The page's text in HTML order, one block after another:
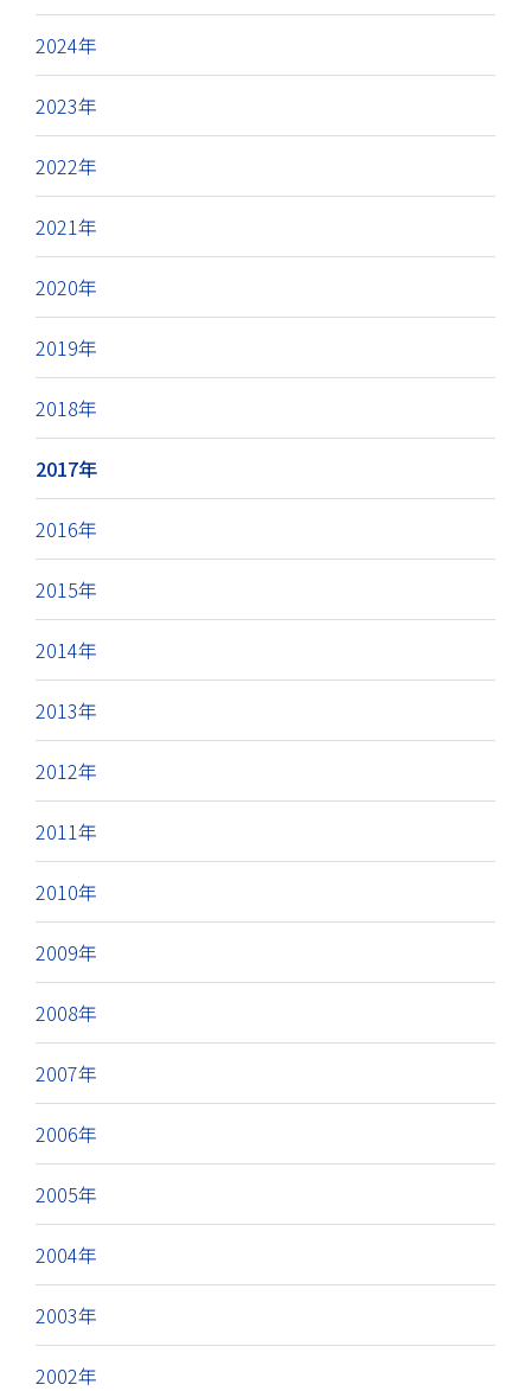
2024年
2023年
2022年
2021年
2020年
2019年
2018年
2017年
2016年
2015年
2014年
2013年
2012年
2011年
2010年
2009年
2008年
2007年
2006年
2005年
2004年
2003年
2002年